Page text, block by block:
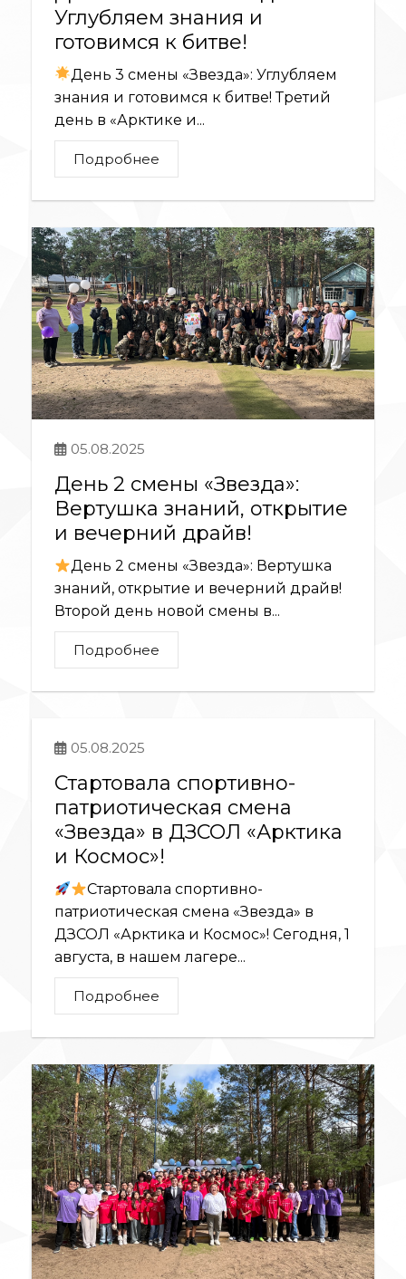
Углубляем знания и
готовимся к битве!
День 3 смены «Звезда»: Углубляем
знания и готовимся к битве! Третий
день в «Арктике и...
Подробнее
05.08.2025
День 2 смены «Звезда»:
Вертушка знаний, открытие
и вечерний драйв!
День 2 смены «Звезда»: Вертушка
знаний, открытие и вечерний драйв!
Второй день новой смены в...
Подробнее
05.08.2025
Стартовала спортивно-
патриотическая смена
«Звезда» в ДЗСОЛ «Арктика
и Космос»!
Стартовала спортивно-
патриотическая смена «Звезда» в
ДЗСОЛ «Арктика и Космос»! Сегодня, 1
августа, в нашем лагере...
Подробнее